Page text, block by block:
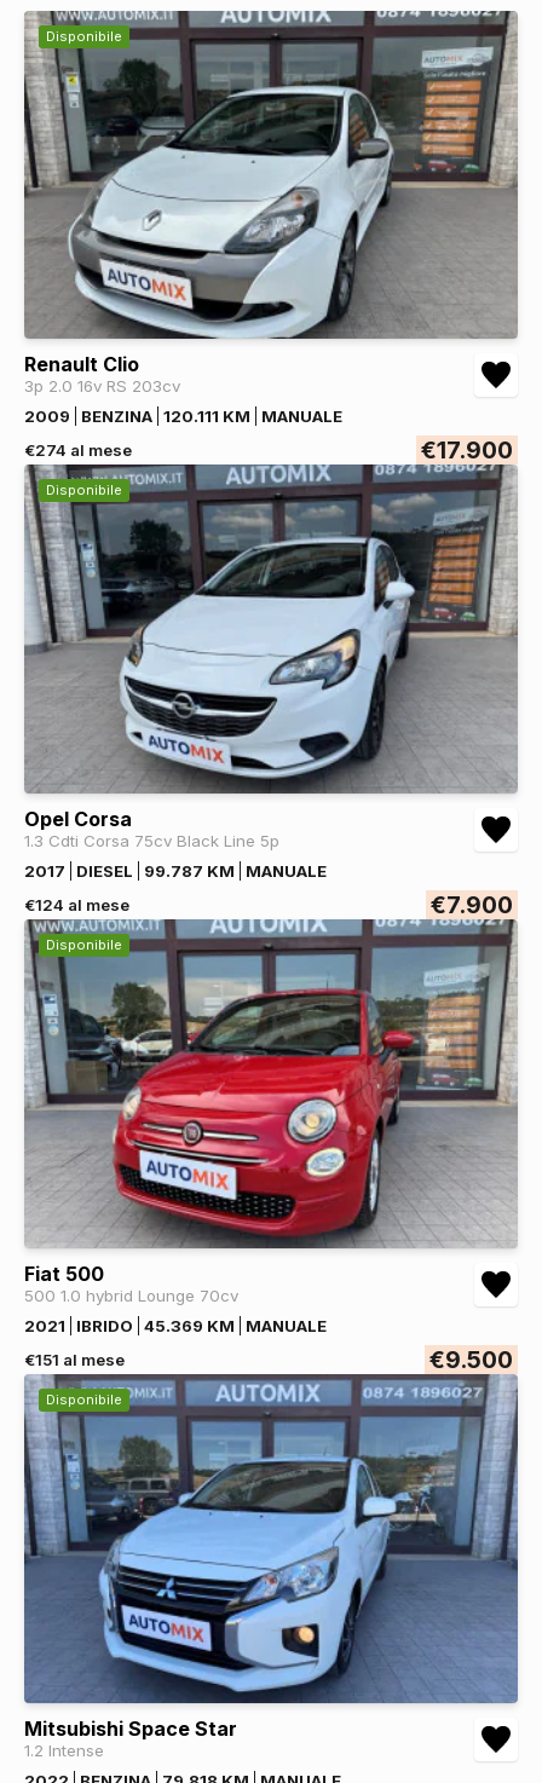
Disponibile
Renault Clio
3p 2.0 16v RS 203cv
2009
BENZINA 120.111 KM
MANUALE
€274 al mese
€17.900
Disponibile
Opel Corsa
1.3 Cdti Corsa 75cv Black Line 5p
2017
DIESEL 99.787 KM
MANUALE
€124 al mese
€7.900
Disponibile
Fiat 500
500 1.0 hybrid Lounge 70cv
2021
IBRIDO 45.369 KM
MANUALE
€151 al mese
€9.500
Disponibile
Mitsubishi Space Star
1.2 Intense